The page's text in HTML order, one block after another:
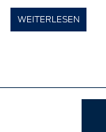
WEITERLESEN